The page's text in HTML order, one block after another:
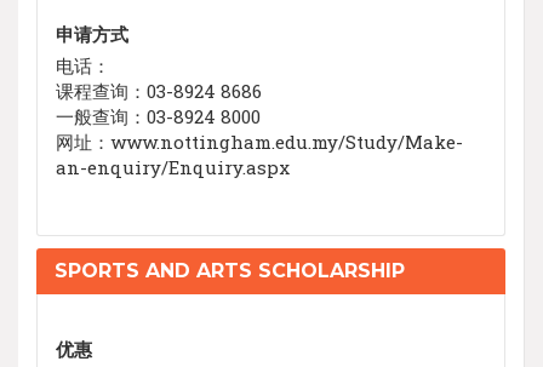
申请方式
电话：
课程查询：03-8924 8686
一般查询：03-8924 8000
网址：www.nottingham.edu.my/Study/Make-
an-enquiry/Enquiry.aspx
SPORTS AND ARTS SCHOLARSHIP
优惠